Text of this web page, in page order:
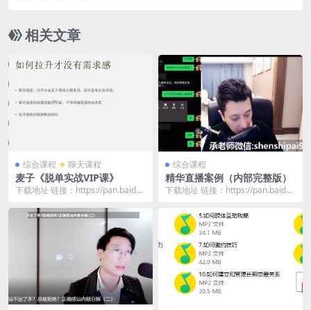
相关文章
综合课程 聊天课程
麦子《脱单实战VIP课》
下载地址 链接：https://pan.baidu.
综合课程
精华直播案例（内部完整版）
下载地址 链接：https://pan.baidu.